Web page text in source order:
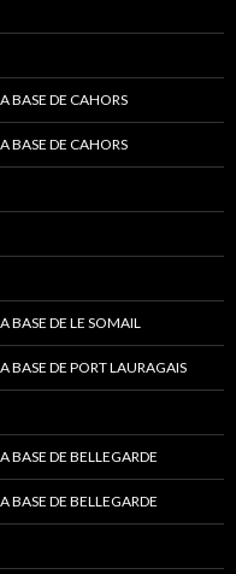
BASE DE CAHORS
BASE DE CAHORS
BASE DE LE SOMAIL
BASE DE PORT LAURAGAIS
BASE DE BELLEGARDE
BASE DE BELLEGARDE